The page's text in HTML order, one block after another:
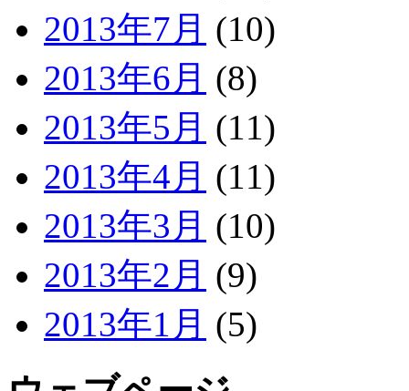
2013年7月 (10)
2013年6月 (8)
2013年5月 (11)
2013年4月 (11)
2013年3月 (10)
2013年2月 (9)
2013年1月 (5)